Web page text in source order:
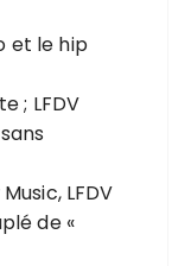
et le hip
; LFDV
LFDV
de «